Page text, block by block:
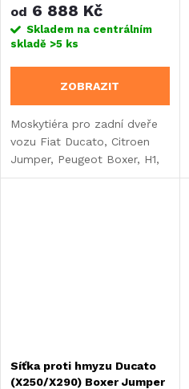
Boxer
od 6 888 Kč
Skladem na centrálním
skladě >5 ks
ZOBRAZIT
Moskytiéra pro zadní dveře
vozu Fiat Ducato, Citroen
Jumper, Peugeot Boxer, H1,
H2, H3 od roku výroby
Síťka proti hmyzu Ducato
(X250/X290) Boxer Jumper